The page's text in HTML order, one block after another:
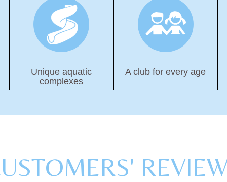
Unique aquatic
complexes
A club for every age